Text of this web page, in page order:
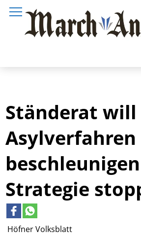
Höfner Volksblatt
Ständerat will
Asylverfahren
Strategie